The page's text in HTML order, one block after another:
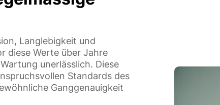
Langlebigkeit und
diese Werte über Jahre
unerlässlich. Diese
Standards des
Ganggenauigkeit